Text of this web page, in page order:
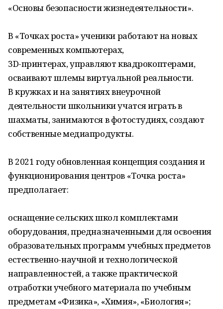
«Основы безопасности жизнедеятельности».
В «Точках роста» ученики работают на новых
современных компьютерах,
3D-принтерах, управляют квадрокоптерами,
осваивают шлемы виртуальной реальности.
В кружках и на занятиях внеурочной
деятельности школьники учатся играть в
шахматы, занимаются в фотостудиях, создают
собственные медиапродукты.
В 2021 году обновленная концепция создания и
функционирования центров «Точка роста»
предполагает:
оснащение сельских школ комплектами
оборудования, предназначенными для освоения
образовательных программ учебных предметов
естественно-научной и технологической
направленностей, а также практической
отработки учебного материала по учебным
предметам «Физика», «Химия», «Биология»;